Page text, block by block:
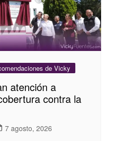
de Vicky
atención a
contra la
7 agosto, 2026